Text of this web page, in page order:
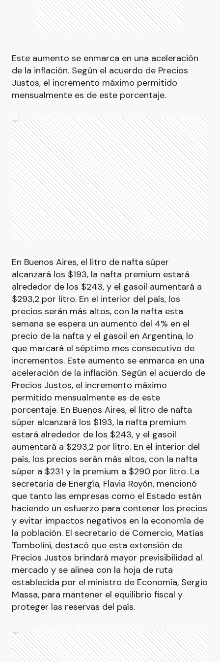
Este aumento se enmarca en una aceleración
de la inflación. Según el acuerdo de Precios
Justos, el incremento máximo permitido
mensualmente es de este porcentaje.
Ads
En Buenos Aires, el litro de nafta súper
alcanzará los $193, la nafta premium estará
alrededor de los $243, y el gasoil aumentará a
$293,2 por litro. En el interior del país, los
precios serán más altos, con la nafta esta
semana se espera un aumento del 4% en el
precio de la nafta y el gasoil en Argentina, lo
que marcará el séptimo mes consecutivo de
incrementos. Este aumento se enmarca en una
aceleración de la inflación. Según el acuerdo de
Precios Justos, el incremento máximo
permitido mensualmente es de este
porcentaje. En Buenos Aires, el litro de nafta
súper alcanzará los $193, la nafta premium
estará alrededor de los $243, y el gasoil
aumentará a $293,2 por litro. En el interior del
país, los precios serán más altos, con la nafta
súper a $231 y la premium a $290 por litro. La
secretaria de Energía, Flavia Royón, mencionó
que tanto las empresas como el Estado están
haciendo un esfuerzo para contener los precios
y evitar impactos negativos en la economía de
la población. El secretario de Comercio, Matías
Tombolini, destacó que esta extensión de
Precios Justos brindará mayor previsibilidad al
mercado y se alinea con la hoja de ruta
establecida por el ministro de Economía, Sergio
Massa, para mantener el equilibrio fiscal y
proteger las reservas del país.
Ads